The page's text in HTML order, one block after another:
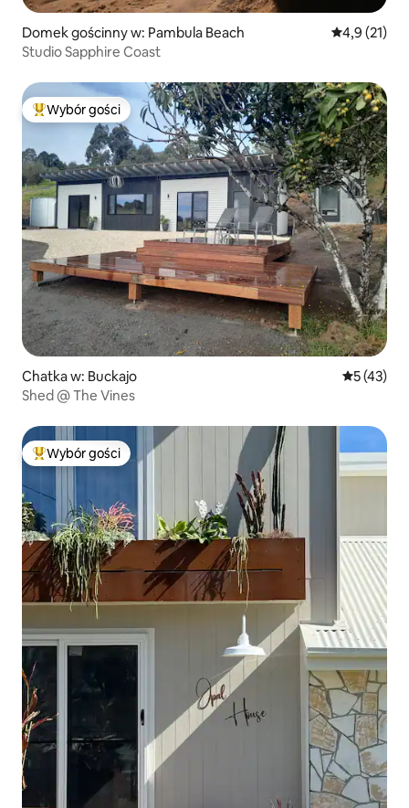
Domek gościnny w: Pambula Beach Średnia
4,9 (21)
Studio Sapphire Coast
Najpopularniejsze z kategorii Wybór gości
Wybór gości
Chatka w: Buckajo Średnia
5 (43)
Shed @ The Vines
Najpopularniejsze z kategorii Wybór gości
Wybór gości